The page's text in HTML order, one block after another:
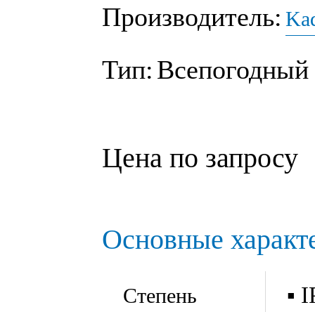
Производитель:
Тип: Всепогодный
Цена по запросу
Основные
Степень
▪